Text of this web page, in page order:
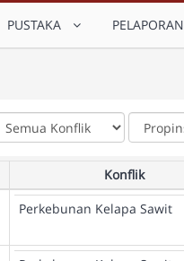
PUSTAKA PELAPORAN
Konflik
Perkebunan Kelapa Sawit